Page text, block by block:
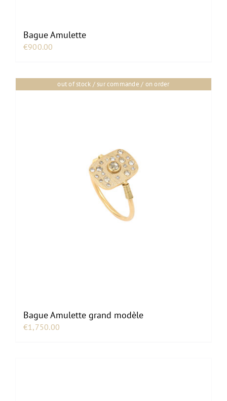
Bague Amulette
€900.00
out of stock / sur commande / on order
Bague Amulette grand modèle
€1,750.00